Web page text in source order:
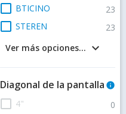
check_box_outline_blank BTICINO 23
check_box_outline_blank STEREN 23
keyboard_arrow_down
Ver más opciones...
Diagonal de la pantalla info
check_box_outline_blank 4" 0